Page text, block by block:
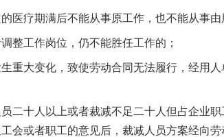
疗期满后不能从事原工作，也不能从事由
工作岗位，仍不能胜任工作的；
大变化，致使劳动合同无法履行，经用人
十人以上或者裁减不足二十人但占企业职
会或者职工的意见后，裁减人员方案经向劳